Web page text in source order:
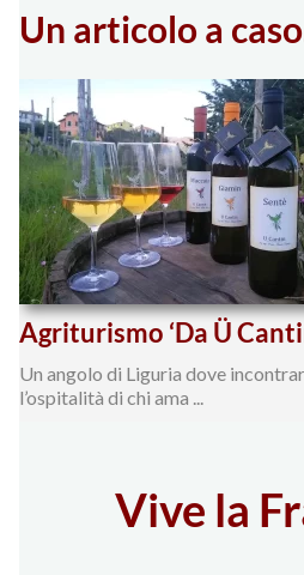
Un articolo a
Agriturismo ‘Da Ü
Un angolo di Liguria dove
l’ospitalità di chi ama ...
Vive la